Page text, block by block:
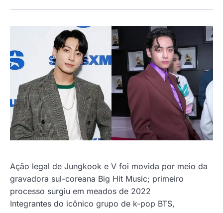
Ação legal de Jungkook e V foi movida por meio da
gravadora sul-coreana Big Hit Music; primeiro
processo surgiu em meados de 2022
Integrantes do icônico grupo de k-pop BTS,